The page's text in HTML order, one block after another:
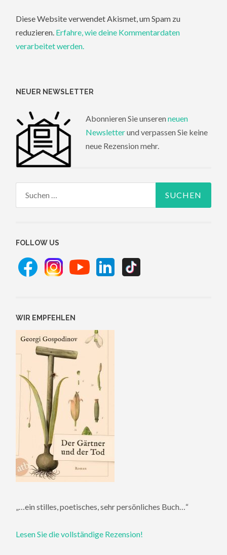
Diese Website verwendet Akismet, um Spam zu
reduzieren. Erfahre, wie deine Kommentardaten
verarbeitet werden.
NEUER NEWSLETTER
Abonnieren Sie unseren neuen
Newsletterund verpassen Sie keine
neue Rezension mehr.
FOLLOW US
WIR EMPFEHLEN
„…ein stilles, poetisches, sehr persönliches Buch…“
Lesen Sie die vollständige Rezension!